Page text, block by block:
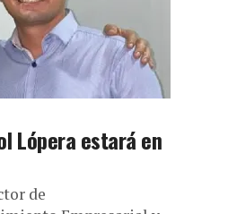
Lópera estará en
de